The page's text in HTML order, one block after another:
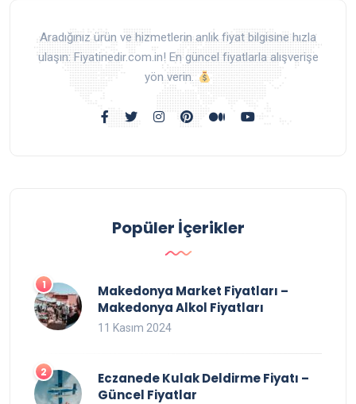
Aradığınız ürün ve hizmetlerin anlık fiyat bilgisine hızla
ulaşın: Fiyatinedir.com.in! En güncel fiyatlarla alışverişe
yön verin.
Popüler İçerikler
Makedonya Market Fiyatları –
Makedonya Alkol Fiyatları
11 Kasım 2024
Eczanede Kulak Deldirme Fiyatı –
Güncel Fiyatlar